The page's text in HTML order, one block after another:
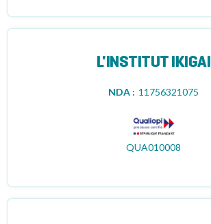
L'INSTITUT IKIGAI
NDA : 11756321075
QUA010008